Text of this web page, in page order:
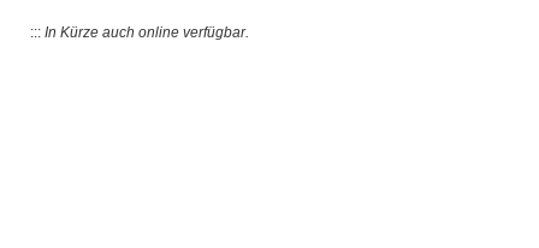
::: In Kürze auch online verfügbar.